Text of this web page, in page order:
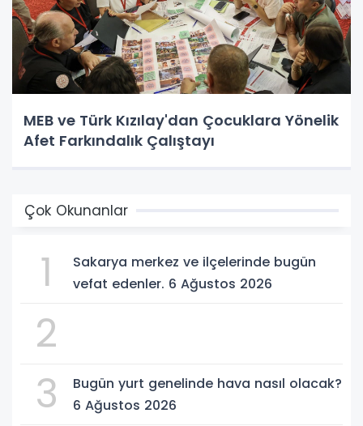
MEB ve Türk Kızılay'dan Çocuklara Yönelik
Afet Farkındalık Çalıştayı
Çok Okunanlar
1
Sakarya merkez ve ilçelerinde bugün
vefat edenler. 6 Ağustos 2026
2
3
Bugün yurt genelinde hava nasıl olacak?
6 Ağustos 2026